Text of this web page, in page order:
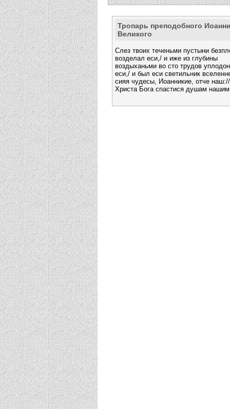
Тропарь преподобного
Великого
Слез твоих теченьми пустыни
возделал еси,/ и иже из глубины
воздыханьми во сто трудов
еси,/ и был еси светильник
сияя чудесы, Иоанникие, отче
Христа Бога спастися душам